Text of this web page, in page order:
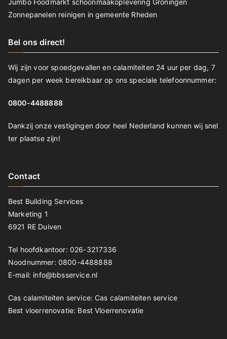
Jumbo Foodmarkt schoonmaakoplevering Groningen
Zonnepanelen reinigen in gemeente Rheden
Bel ons direct!
Wij zijn voor spoedgevallen en calamiteiten 24 uur per dag, 7
dagen per week bereikbaar op ons speciale telefoonnummer:
0800-4488888
Dankzij onze vestigingen door heel Nederland kunnen wij snel
ter plaatse zijn!
Contact
Best Building Services
Marketing 1
6921 RE Duiven
Tel hoofdkantoor: 026-3217336
Noodnummer: 0800-4488888
E-mail: info@bbsservice.nl
Cas calamiteiten service: Cas calamiteiten service
Best vloerrenovatie: Best Vloerrenovatie